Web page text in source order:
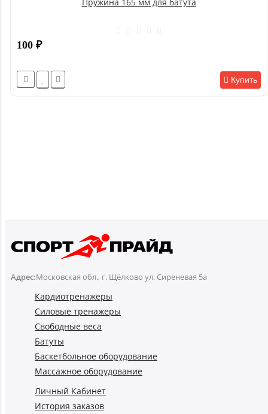
Пружина 165 мм для батута
100 ₽
Купить
Адрес:Московская обл., г. Щёлково ул. Сиреневая 5а
Кардиотренажеры
Силовые тренажеры
Свободные веса
Батуты
Баскетбольное оборудование
Массажное оборудование
Личный Кабинет
История заказов